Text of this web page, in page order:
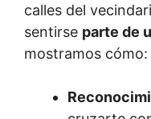
calles del
sentirse parte de
mostramos cómo: